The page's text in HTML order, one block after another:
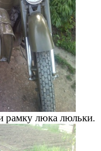
рамку люка люльки.